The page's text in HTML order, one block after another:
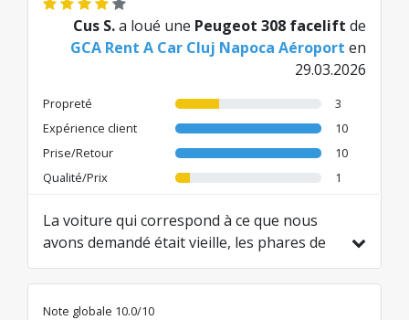
Cus S.a loué une Peugeot 308 facelift de
GCA Rent A Car Cluj Napoca Aéroport en
29.03.2026
Propreté
3
Expérience client
10
Prise/Retour
10
Qualité/Prix
1
La voiture qui correspond à ce que nous
avons demandé était vieille, les phares de
nuit n'étaient pas visibles, la voiture était
sale.
Traduit de RO par AI
Note globale 10.0/10